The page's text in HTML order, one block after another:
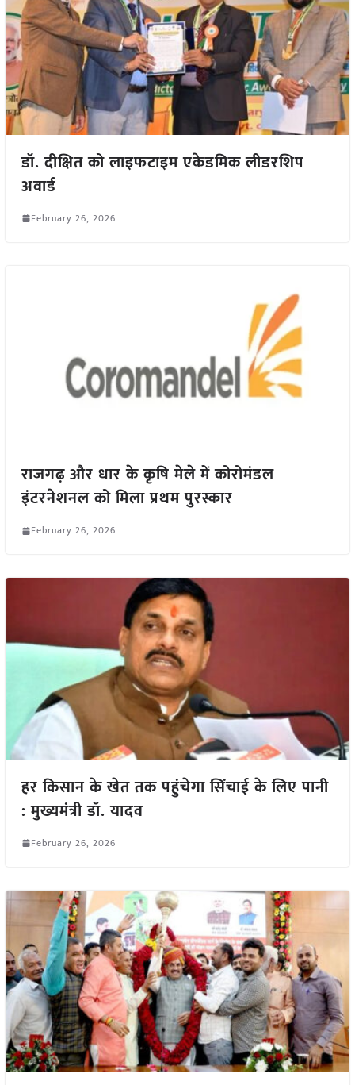
डॉ. दीक्षित को लाइफटाइम एकेडमिक लीडरशिप
अवार्ड
February 26, 2026
राजगढ़ और धार के कृषि मेले में कोरोमंडल
इंटरनेशनल को मिला प्रथम पुरस्कार
February 26, 2026
हर किसान के खेत तक पहुंचेगा सिंचाई के लिए पानी
: मुख्यमंत्री डॉ. यादव
February 26, 2026